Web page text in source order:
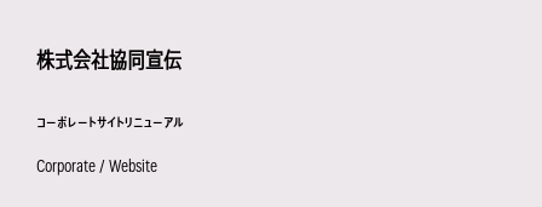
株式会社協同宣伝
コーポレートサイトリニューアル
Corporate / Website